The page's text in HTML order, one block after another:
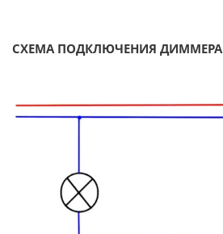
СХЕМА ПОДКЛЮЧЕНИЯ ДИММЕРА